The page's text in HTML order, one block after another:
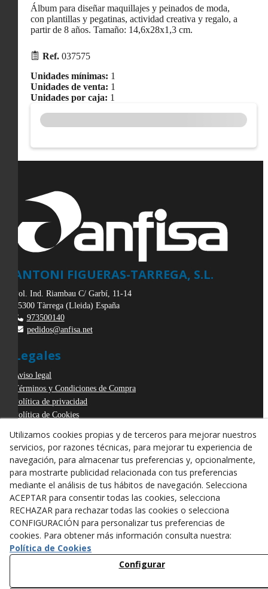
Álbum para diseñar maquillajes y peinados de moda,
con plantillas y pegatinas, actividad creativa y regalo, a
partir de 8 años. Tamaño: 14,6x28x1,3 cm.
Ref. 037575
Unidades mínimas: 1
Unidades de venta: 1
Unidades por caja: 1
ANTONI FIGUERAS-TARREGA, S.L.
Pol. Ind. Riambau C/ Garbí, 11-14
25300 Tàrrega (Lleida) España
973500140
pedidos@anfisa.net
Legales
Aviso legal
Términos y Condiciones de Compra
Política de privacidad
Política de Cookies
Derecho de desistimiento
Utilizamos cookies propias y de terceros para mejorar nuestros
servicios, por razones técnicas, para mejorar tu experiencia de
navegación, para almacenar tus preferencias y, opcionalmente,
para mostrarte publicidad relacionada con tus preferencias
mediante el análisis de tus hábitos de navegación. Selecciona
ACEPTAR para consentir todas las cookies, selecciona
RECHAZAR para rechazar todas las cookies o selecciona
CONFIGURACIÓN para personalizar tus preferencias de
cookies. Para obtener más información consulta nuestra:
Política de Cookies
Configurar